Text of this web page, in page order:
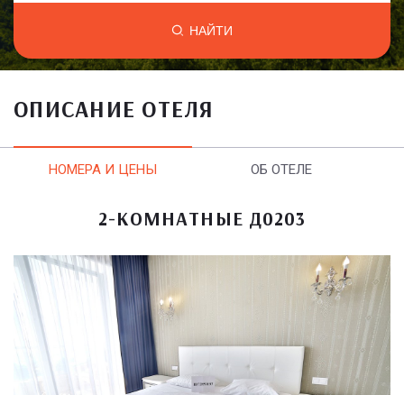
НАЙТИ
ОПИСАНИЕ ОТЕЛЯ
НОМЕРА И ЦЕНЫ ОБ ОТЕЛЕ
2-КОМНАТНЫЕ Д0203